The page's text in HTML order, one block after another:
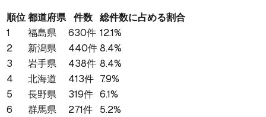
順位都道府県 件数 総件数に占める割合
1
福島県 630件 12.1%
2
新潟県 440件8.4%
3
岩手県 438件 8.4%
4
北海道 413件 7.9%
5
長野県 319件 6.1%
6
群馬県 271件
5.2%